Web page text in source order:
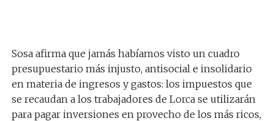
Sosa afirma que jamás habíamos visto un cuadro
presupuestario más injusto, antisocial e insolidario
en materia de ingresos y gastos: los impuestos que
se recaudan a los trabajadores de Lorca se utilizarán
para pagar inversiones en provecho de los más ricos,